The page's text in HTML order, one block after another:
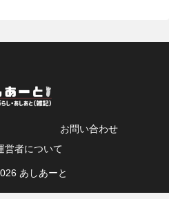
お問い合わせ
営者について
あしあーと